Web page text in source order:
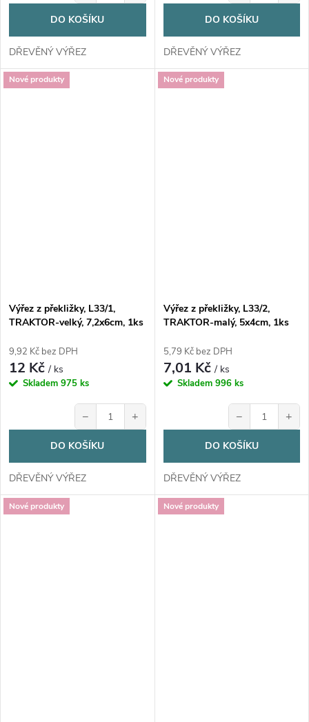
DO KOŠÍKU
DŘEVĚNÝ VÝŘEZ
DO KOŠÍKU
DŘEVĚNÝ VÝŘEZ
Nové produkty
Výřez z překližky, L33/1,
TRAKTOR-velký, 7,2x6cm, 1ks
9,92 Kč bez DPH
12 Kč/ ks
Skladem 975 ks
− +
DO KOŠÍKU
DŘEVĚNÝ VÝŘEZ
Nové produkty
Výřez z překližky, L33/2,
TRAKTOR-malý, 5x4cm, 1ks
5,79 Kč bez DPH
7,01 Kč/ ks
Skladem 996 ks
− +
DO KOŠÍKU
DŘEVĚNÝ VÝŘEZ
Nové produkty Nové produkty